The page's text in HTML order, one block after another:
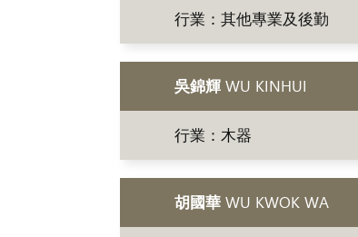
行業：其他專業及後勤
吳錦輝 WU KINHUI
行業：木器
胡國華 WU KWOK WA